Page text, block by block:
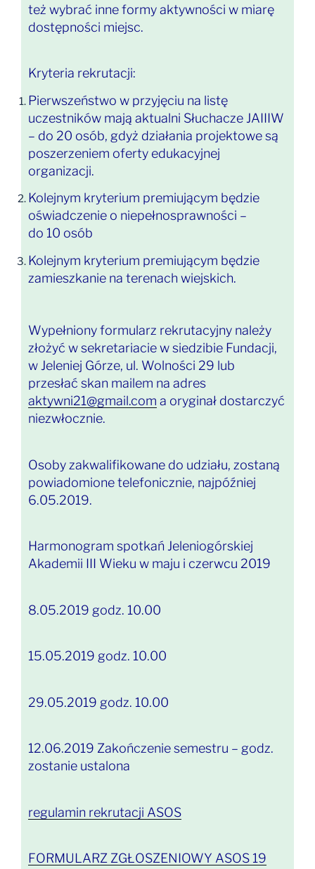
też wybrać inne formy aktywności w miarę
dostępności miejsc.
Kryteria rekrutacji:
Pierwszeństwo w przyjęciu na listę
uczestników mają aktualni Słuchacze JAIIIW
– do 20 osób, gdyż działania projektowe są
poszerzeniem oferty edukacyjnej
organizacji.
Kolejnym kryterium premiującym będzie
oświadczenie o niepełnosprawności –
do 10 osób
Kolejnym kryterium premiującym będzie
zamieszkanie na terenach wiejskich.
Wypełniony formularz rekrutacyjny należy
złożyć w sekretariacie w siedzibie Fundacji,
w Jeleniej Górze, ul. Wolności 29 lub
przesłać skan mailem na adres
aktywni21@gmail.com a oryginał dostarczyć
niezwłocznie.
Osoby zakwalifikowane do udziału, zostaną
powiadomione telefonicznie, najpóźniej
6.05.2019.
Harmonogram spotkań Jeleniogórskiej
Akademii III Wieku w maju i czerwcu 2019
8.05.2019 godz. 10.00
15.05.2019 godz. 10.00
29.05.2019 godz. 10.00
12.06.2019 Zakończenie semestru – godz.
zostanie ustalona
regulamin rekrutacji ASOS
FORMULARZ ZGŁOSZENIOWY ASOS 19